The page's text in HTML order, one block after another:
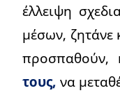
έλλειψη
μέσων, ζητάνε
προσπαθούν,
τους, να